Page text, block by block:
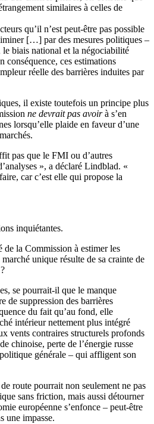
similaires à celles de
qu’il n’est peut-être pas possible
[…] par des mesures politiques –
le biais national et la négociabilité
ces estimations
réelle des barrières induites par
il existe toutefois un principe plus
ne devrait pas avoirà s’en
lorsqu’elle plaide en faveur d’une
pas que le FMI ou d’autres
», a déclaré Lindblad. «
car c’est elle qui propose la
inquiétantes.
de la Commission à estimer les
unique résulte de sa crainte de
se pourrait-il que le manque
de suppression des barrières
du fait qu’au fond, elle
intérieur nettement plus intégré
vents contraires structurels profonds
chinoise, perte de l’énergie russe
générale – qui affligent son
route pourrait non seulement ne pas
sans friction, mais aussi détourner
européenne s’enfonce – peut-être
une impasse.